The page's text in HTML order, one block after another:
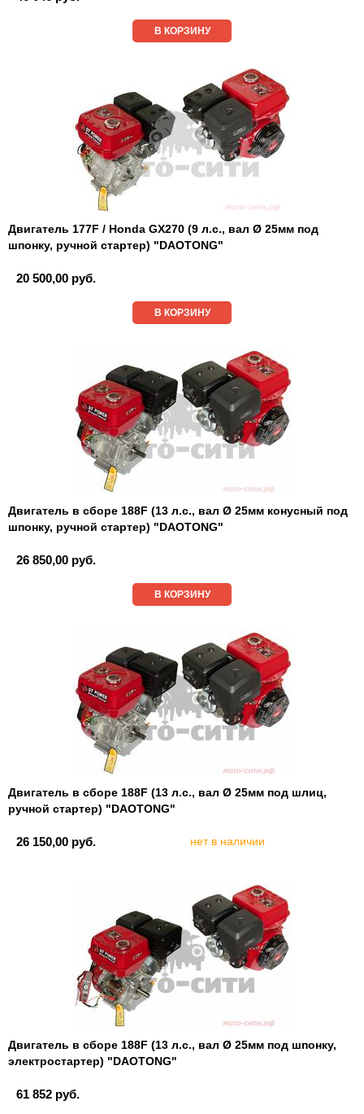
В КОРЗИНУ
Двигатель 177F / Honda GX270 (9 л.с., вал Ø 25мм под
шпонку, ручной стартер) "DAOTONG"
20 500,00 руб.
В КОРЗИНУ
Двигатель в сборе 188F (13 л.с., вал Ø 25мм конусный под
шпонку, ручной стартер) "DAOTONG"
26 850,00 руб.
В КОРЗИНУ
Двигатель в сборе 188F (13 л.с., вал Ø 25мм под шлиц,
ручной стартер) "DAOTONG"
26 150,00 руб. нет в наличии
Двигатель в сборе 188F (13 л.с., вал Ø 25мм под шпонку,
электростартер) "DAOTONG"
61 852 руб.